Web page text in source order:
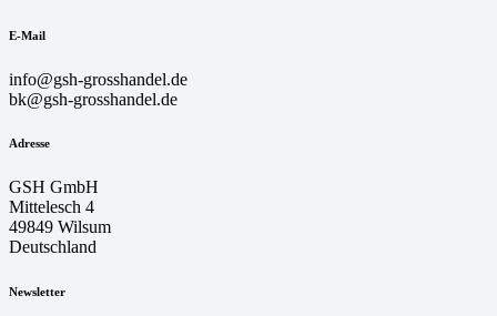
E-Mail
info@gsh-grosshandel.de
bk@gsh-grosshandel.de
Adresse
GSH GmbH
Mittelesch 4
49849 Wilsum
Deutschland
Newsletter